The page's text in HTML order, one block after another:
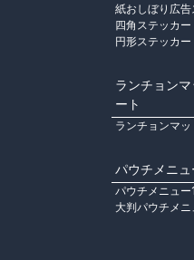
紙おしぼり広告
四角ステッカー
円形ステッカー
ランチョン
ート
ランチョンマ
パウチメニュ
パウチメニュー
大判パウチメニ